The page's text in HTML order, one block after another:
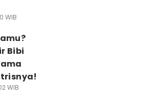
WIB
Bibi
WIB